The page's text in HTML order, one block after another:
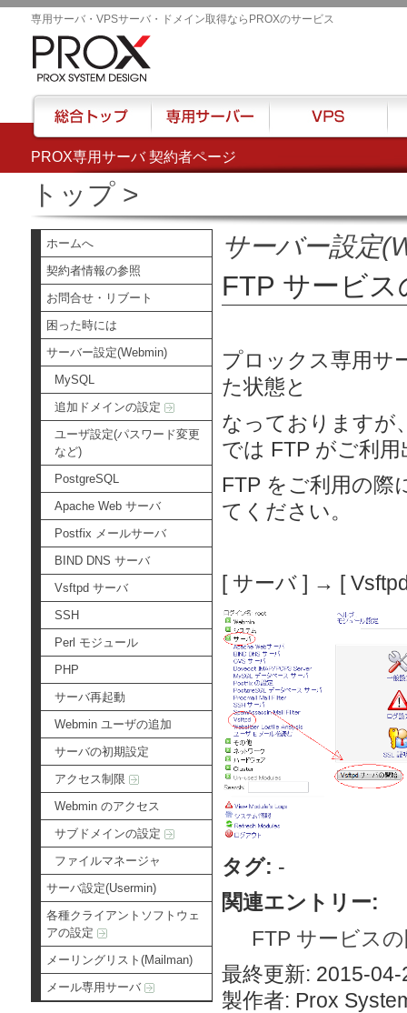
PROX専用サーバ 契約者ページ
専用サーバ・VPSサーバ・ドメイン取得ならPROXのサービス
トップ>
ホームへ
契約者情報の参照
お問合せ・リブート
困った時には
サーバー設定(Webmin)
MySQL
追加ドメインの設定
ユーザ設定(パスワード変更
など)
PostgreSQL
Apache Web サーバ
Postfix メールサーバ
BIND DNS サーバ
Vsftpd サーバ
SSH
Perl モジュール
PHP
サーバ再起動
Webmin ユーザの追加
サーバの初期設定
アクセス制限
Webmin のアクセス
サブドメインの設定
ファイルマネージャ
サーバ設定(Usermin)
各種クライアントソフトウェ
アの設定
メーリングリスト(Mailman)
メール専用サーバ
サーバー設定
FTP サービス
プロックス専用サ
た状態と
なっておりますが
では FTP がご利
FTP をご利用の際
てください。
[ サーバ ] → [
タグ: -
関連エントリー:
FTP サービス
最終更新: 2015-
製作者: Prox
総合トップ 専用サーバー VPS ハ